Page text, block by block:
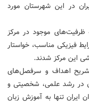
در این شهرستان مورد
ظرفیت‌های موجود در مرکز
فیزیکی مناسب، خواستار
این مرکز شدند.
تشریح اهداف و سرفصل‌های
در رشد علمی، شخصیتی و
ایران تنها به آموزش زبان